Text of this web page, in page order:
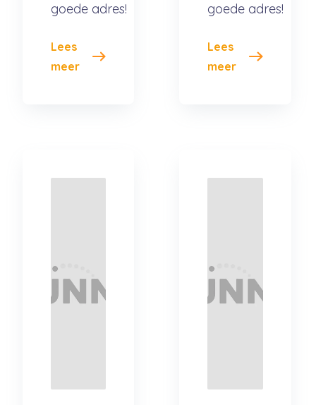
goede adres!
Lees
meer
goede adres!
Lees
meer